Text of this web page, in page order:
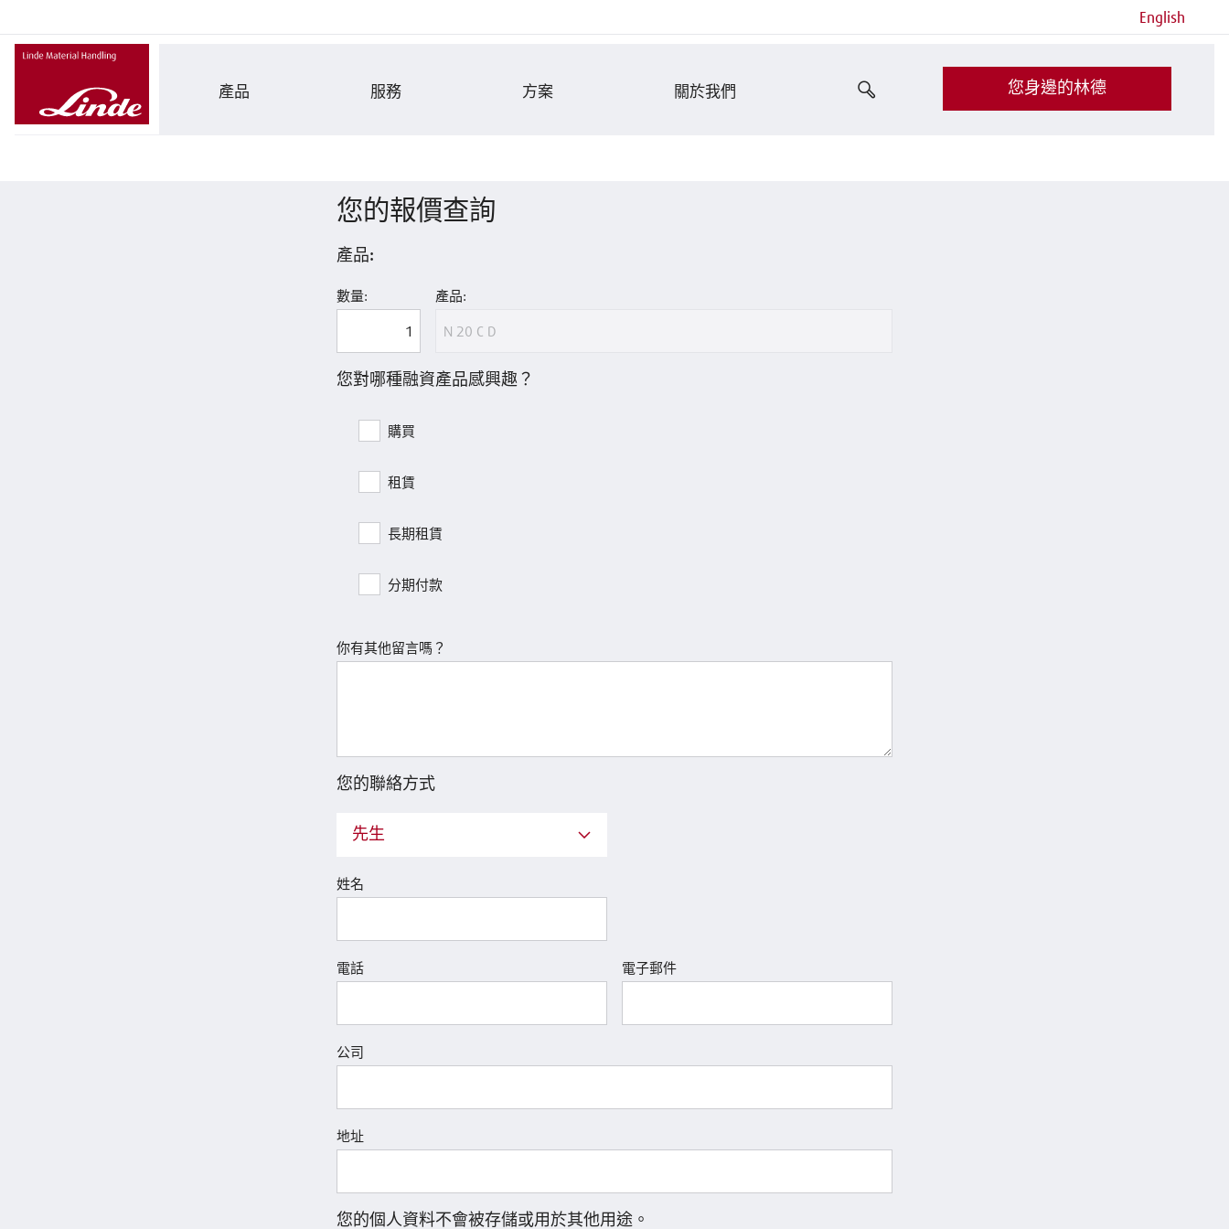
產品 服務 方案 關於我們
English
您身邊的林德
您的報價查詢
產品:
數量: 產品:
您對哪種融資產品感興趣？
購買
租賃
長期租賃
分期付款
你有其他留言嗎？
您的聯絡方式
先生
姓名
電話 電子郵件
公司
地址
您的個人資料不會被存儲或用於其他用途。